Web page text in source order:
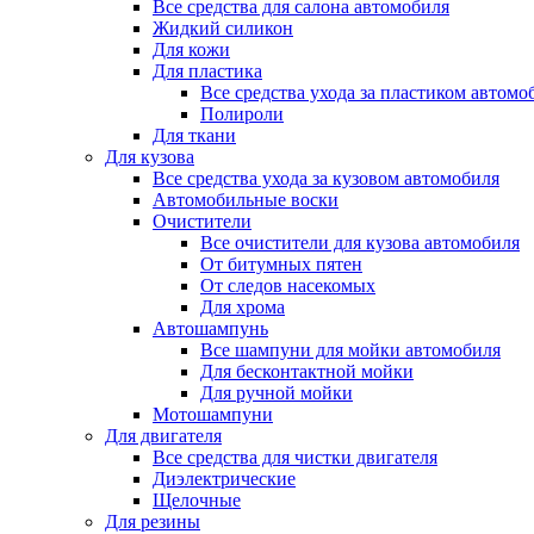
Все средства для салона автомобиля
Жидкий силикон
Для кожи
Для пластика
Все средства ухода за пластиком
Полироли
Для ткани
Для кузова
Все средства ухода за кузовом автомобиля
Автомобильные воски
Очистители
Все очистители для кузова автомобиля
От битумных пятен
От следов насекомых
Для хрома
Автошампунь
Все шампуни для мойки автомобиля
Для бесконтактной мойки
Для ручной мойки
Мотошампуни
Для двигателя
Все средства для чистки двигателя
Диэлектрические
Щелочные
Для резины